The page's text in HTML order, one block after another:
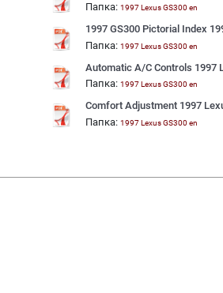
Папка: 1997 Lexus GS300 en
1997 GS300 Pictorial Index
Папка: 1997 Lexus GS300 en
Automatic A/C Controls 1997
Папка: 1997 Lexus GS300 en
Comfort Adjustment 1997
Папка: 1997 Lexus GS300 en